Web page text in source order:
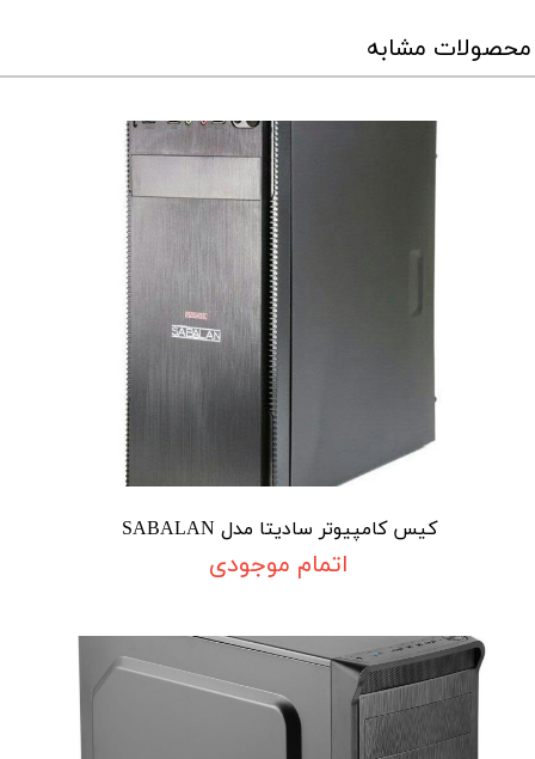
محصولات مشابه
کیس کامپیوتر سادیتا مدل SABALAN
اتمام موجودی